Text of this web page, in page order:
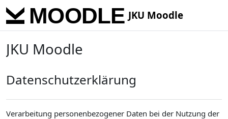
Skip to main content
JKU Moodle
JKU Moodle
Datenschutzerklärung
Verarbeitung personenbezogener Daten bei der Nutzung der